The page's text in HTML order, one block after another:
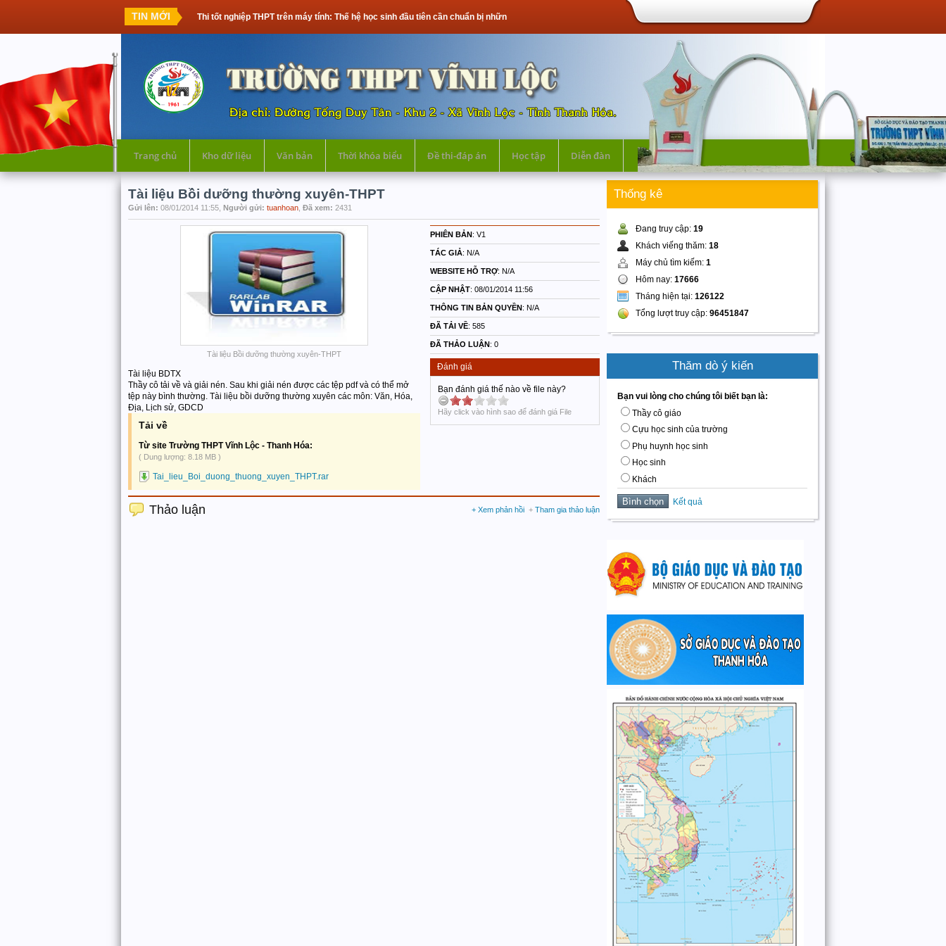
TIN MỚI Thi tốt nghiệp THPT trên máy tính: Thế hệ học sinh đầu tiên cần chuẩn bị những gì?
Trang chủ Kho dữ liệu Văn bản Thời khóa biểu Đề thi-đáp án Học tập Diễn đàn
Tài liệu Bồi dưỡng thường xuyên-THPT
Gửi lên: 08/01/2014 11:55, Người gửi: tuanhoan Đã xem: 2431
Tài liệu Bồi dưỡng thường xuyên-THPT
Tài liệu BDTX
Thầy cô tải về và giải nén. Sau khi giải nén được các tệp pdf và có thể mở
tệp này bình thường. Tài liệu bồi dưỡng thường xuyên các môn: Văn, Hóa,
Địa, Lịch sử, GDCD
Tải về
Từ site Trường THPT Vĩnh Lộc - Thanh Hóa:
( Dung lượng: 8.18 MB )
Tai_lieu_Boi_duong_thuong_xuyen_THPT.rar
PHIÊN BẢN: V1
TÁC GIẢ: N/A
WEBSITE HỖ TRỢ: N/A
CẬP NHẬT: 08/01/2014 11:56
THÔNG TIN BẢN QUYỀN: N/A
ĐÃ TẢI VỀ: 585
ĐÃ THẢO LUẬN: 0
Đánh giá
Bạn đánh giá thế nào về file này?
Hãy click vào hình sao để đánh giá File
+ Xem phản hồi + Tham gia thảo luận
Thảo luận
Thống kê
Đang truy cập: 19
Khách viếng thăm: 18
Máy chủ tìm kiếm: 1
Hôm nay: 17666
Tháng hiện tại: 126122
Tổng lượt truy cập: 96451847
Thăm dò ý kiến
Bạn vui lòng cho chúng tôi biết bạn là:
Thầy cô giáo
Cựu học sinh của trường
Phụ huynh học sinh
Học sinh
Khách
Kết quả